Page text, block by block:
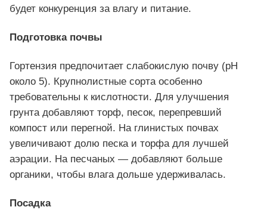
будет конкуренция за влагу и питание.
Подготовка почвы
Гортензия предпочитает слабокислую почву (pH
около 5). Крупнолистные сорта особенно
требовательны к кислотности. Для улучшения
грунта добавляют торф, песок, перепревший
компост или перегной. На глинистых почвах
увеличивают долю песка и торфа для лучшей
аэрации. На песчаных — добавляют больше
органики, чтобы влага дольше удерживалась.
Посадка